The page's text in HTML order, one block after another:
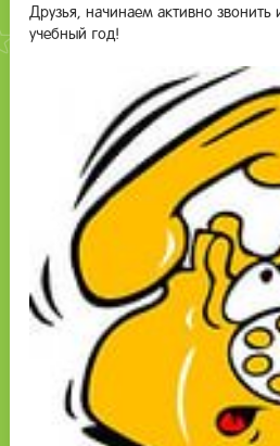
Друзья, начинаем активно звонить
учебный год!